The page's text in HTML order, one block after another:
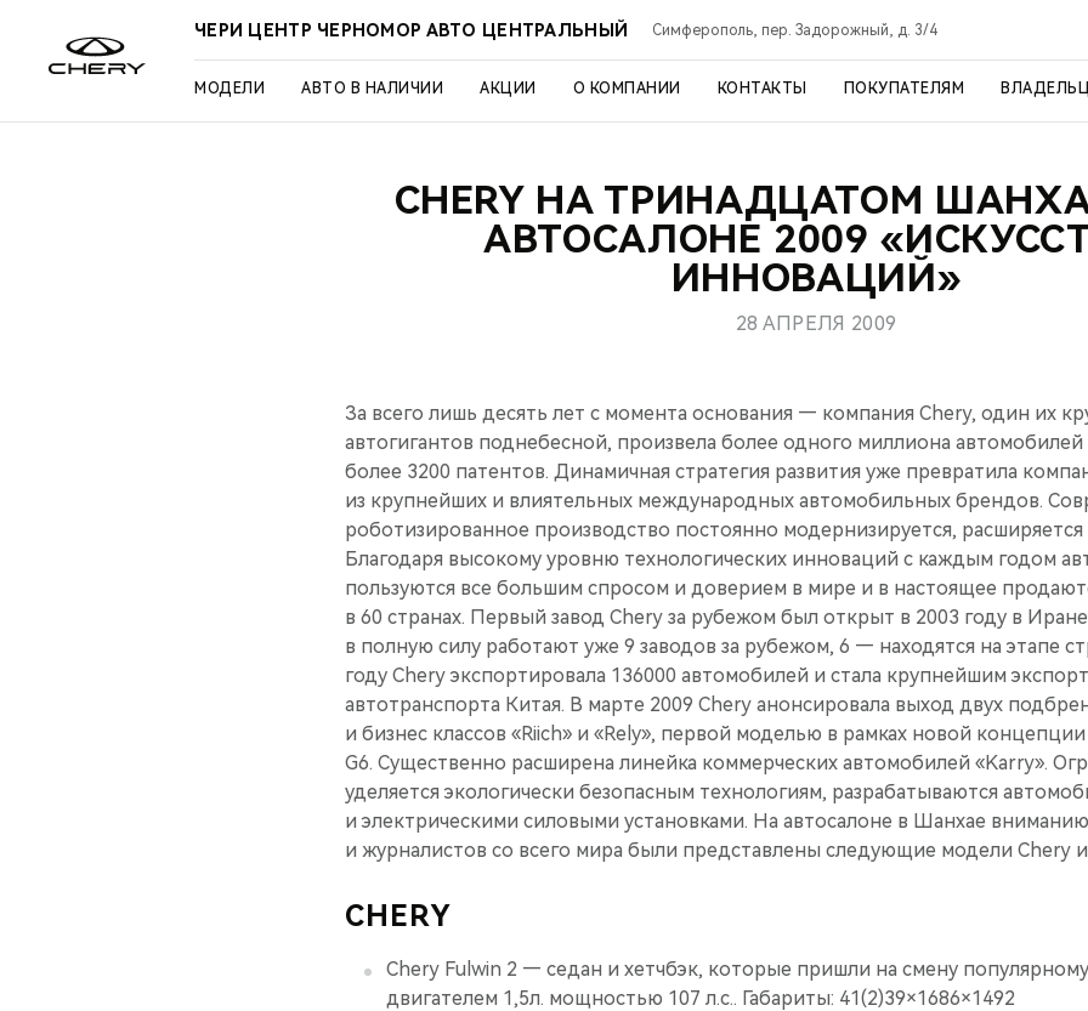
ЧЕРИ ЦЕНТР ЧЕРНОМОР АВТО ЦЕНТРАЛЬНЫЙ Симферополь, пер. Задорожный, д. 3/4
МОДЕЛИ АВТО В НАЛИЧИИ АКЦИИ О КОМПАНИИ КОНТАКТЫ ПОКУПАТЕЛЯМ
CHERY НА ТРИНАДЦАТОМ
АВТОСАЛОНЕ 2009
ИННОВАЦИЙ»
28 АПРЕЛЯ 2009
За всего лишь десять лет с момента основания — компания Chery, один их
автогигантов поднебесной, произвела более одного миллиона автомобилей
более 3200 патентов. Динамичная стратегия развития уже превратила
из крупнейших и влиятельных международных автомобильных брендов.
роботизированное производство постоянно модернизируется,
Благодаря высокому уровню технологических инноваций с каждым годом
пользуются все большим спросом и доверием в мире и в настоящее
в 60 странах. Первый завод Chery за рубежом был открыт в 2003 году в
в полную силу работают уже 9 заводов за рубежом, 6 — находятся на этапе
году Chery экспортировала 136000 автомобилей и стала крупнейшим
автотранспорта Китая. В марте 2009 Chery анонсировала выход двух
и бизнес классов «Riich» и «Rely», первой моделью в рамках новой
G6. Существенно расширена линейка коммерческих автомобилей «Karry».
уделяется экологически безопасным технологиям, разрабатываются
и электрическими силовыми установками. На автосалоне в Шанхае
и журналистов со всего мира были представлены следующие модели Chery
CHERY
Chery Fulwin 2 — седан и хетчбэк, которые пришли на смену
двигателем 1,5л. мощностью 107 л.с.. Габариты: 41(2)39×1686×1492